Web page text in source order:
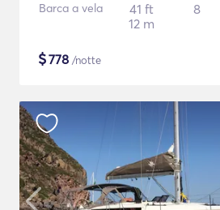
Barca a vela
41 ft
12 m
8
$778 /notte